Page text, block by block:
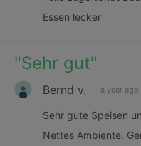
Essen lecker
"Sehr gut"
Bernd v. a year ago
Sehr gute Speisen
Nettes Ambiente.